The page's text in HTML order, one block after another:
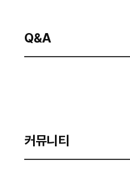
Q&A
커뮤니티